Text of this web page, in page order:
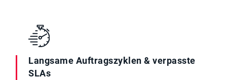
Langsame Auftragszyklen & verpasste
SLAs